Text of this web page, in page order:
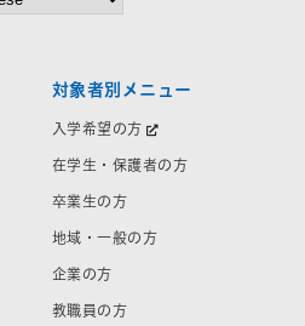
対象者別メニュー
入学希望の方
在学生・保護者の方
卒業生の方
地域・一般の方
企業の方
教職員の方